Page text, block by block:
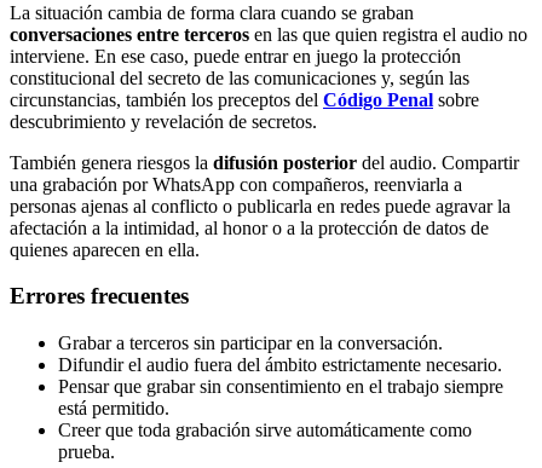
La situación cambia de forma clara cuando se graban
conversaciones entre terceros en las que quien registra el audio no
interviene. En ese caso, puede entrar en juego la protección
constitucional del secreto de las comunicaciones y, según las
circunstancias, también los preceptos del Código Penal sobre
descubrimiento y revelación de secretos.
También genera riesgos la difusión posterior del audio. Compartir
una grabación por WhatsApp con compañeros, reenviarla a
personas ajenas al conflicto o publicarla en redes puede agravar la
afectación a la intimidad, al honor o a la protección de datos de
quienes aparecen en ella.
Errores frecuentes
Grabar a terceros sin participar en la conversación.
Difundir el audio fuera del ámbito estrictamente necesario.
Pensar que grabar sin consentimiento en el trabajo siempre
está permitido.
Creer que toda grabación sirve automáticamente como
prueba.